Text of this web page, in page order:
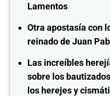
Lamentos
Otra apostasía con
reinado de Juan
Las increíbles
sobre los
los herejes y